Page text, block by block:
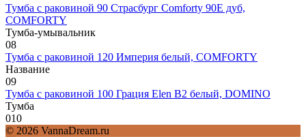
Тумба с раковиной 90 Страсбург Comforty 90E дуб,
COMFORTY
Тумба-умывальник
08
Тумба с раковиной 120 Империя белый, COMFORTY
Название
09
Тумба с раковиной 100 Грация Elen В2 белый, DOMINO
Тумба
010
© 2026 VannaDream.ru